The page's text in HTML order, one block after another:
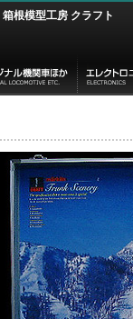
箱根模型工房 クラフト